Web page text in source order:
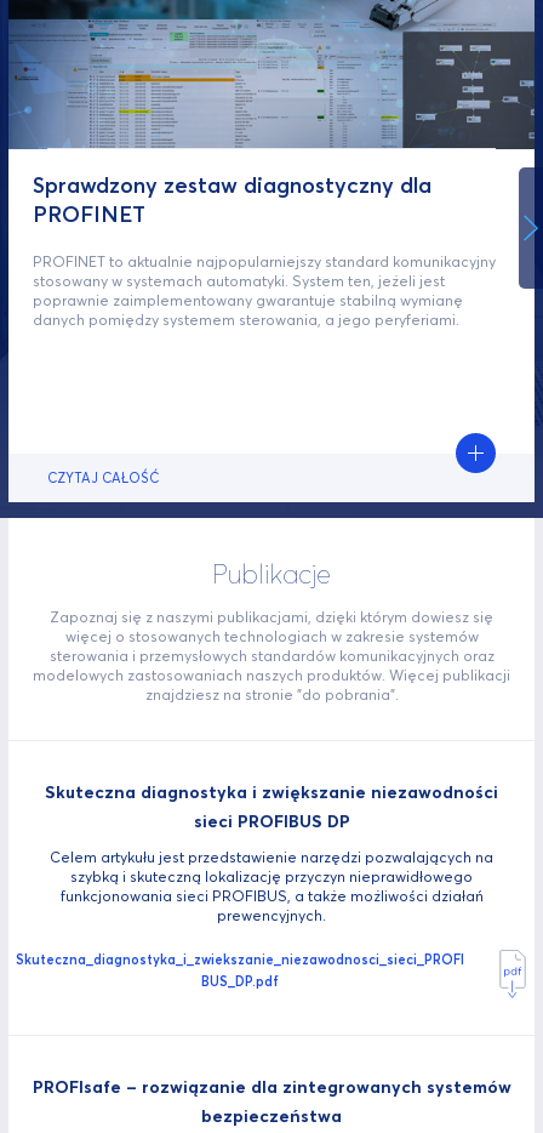
Sprawdzony zestaw diagnostyczny dla
PROFINET
PROFINET to aktualnie najpopularniejszy standard komunikacyjny
stosowany w systemach automatyki. System ten, jeżeli jest
poprawnie zaimplementowany gwarantuje stabilną wymianę
danych pomiędzy systemem sterowania, a jego peryferiami.
CZYTAJ CAŁOŚĆ
Publikacje
Zapoznaj się z naszymi publikacjami, dzięki którym dowiesz się
więcej o stosowanych technologiach w zakresie systemów
sterowania i przemysłowych standardów komunikacyjnych oraz
modelowych zastosowaniach naszych produktów. Więcej publikacji
znajdziesz na stronie "do pobrania".
Skuteczna diagnostyka i zwiększanie niezawodności
sieci PROFIBUS DP
Celem artykułu jest przedstawienie narzędzi pozwalających na
szybką i skuteczną lokalizację przyczyn nieprawidłowego
funkcjonowania sieci PROFIBUS, a także możliwości działań
prewencyjnych.
Skuteczna_diagnostyka_i_zwiekszanie_niezawodnosci_sieci_PROFI
BUS_DP.pdf
PROFIsafe – rozwiązanie dla zintegrowanych systemów
bezpieczeństwa